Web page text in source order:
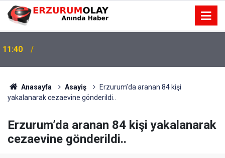
11:40
Anasayfa Asayiş
Erzurum’da aranan 84 kişi
yakalanarak cezaevine gönderildi..
Erzurum’da aranan 84 kişi yakalanarak
cezaevine gönderildi..